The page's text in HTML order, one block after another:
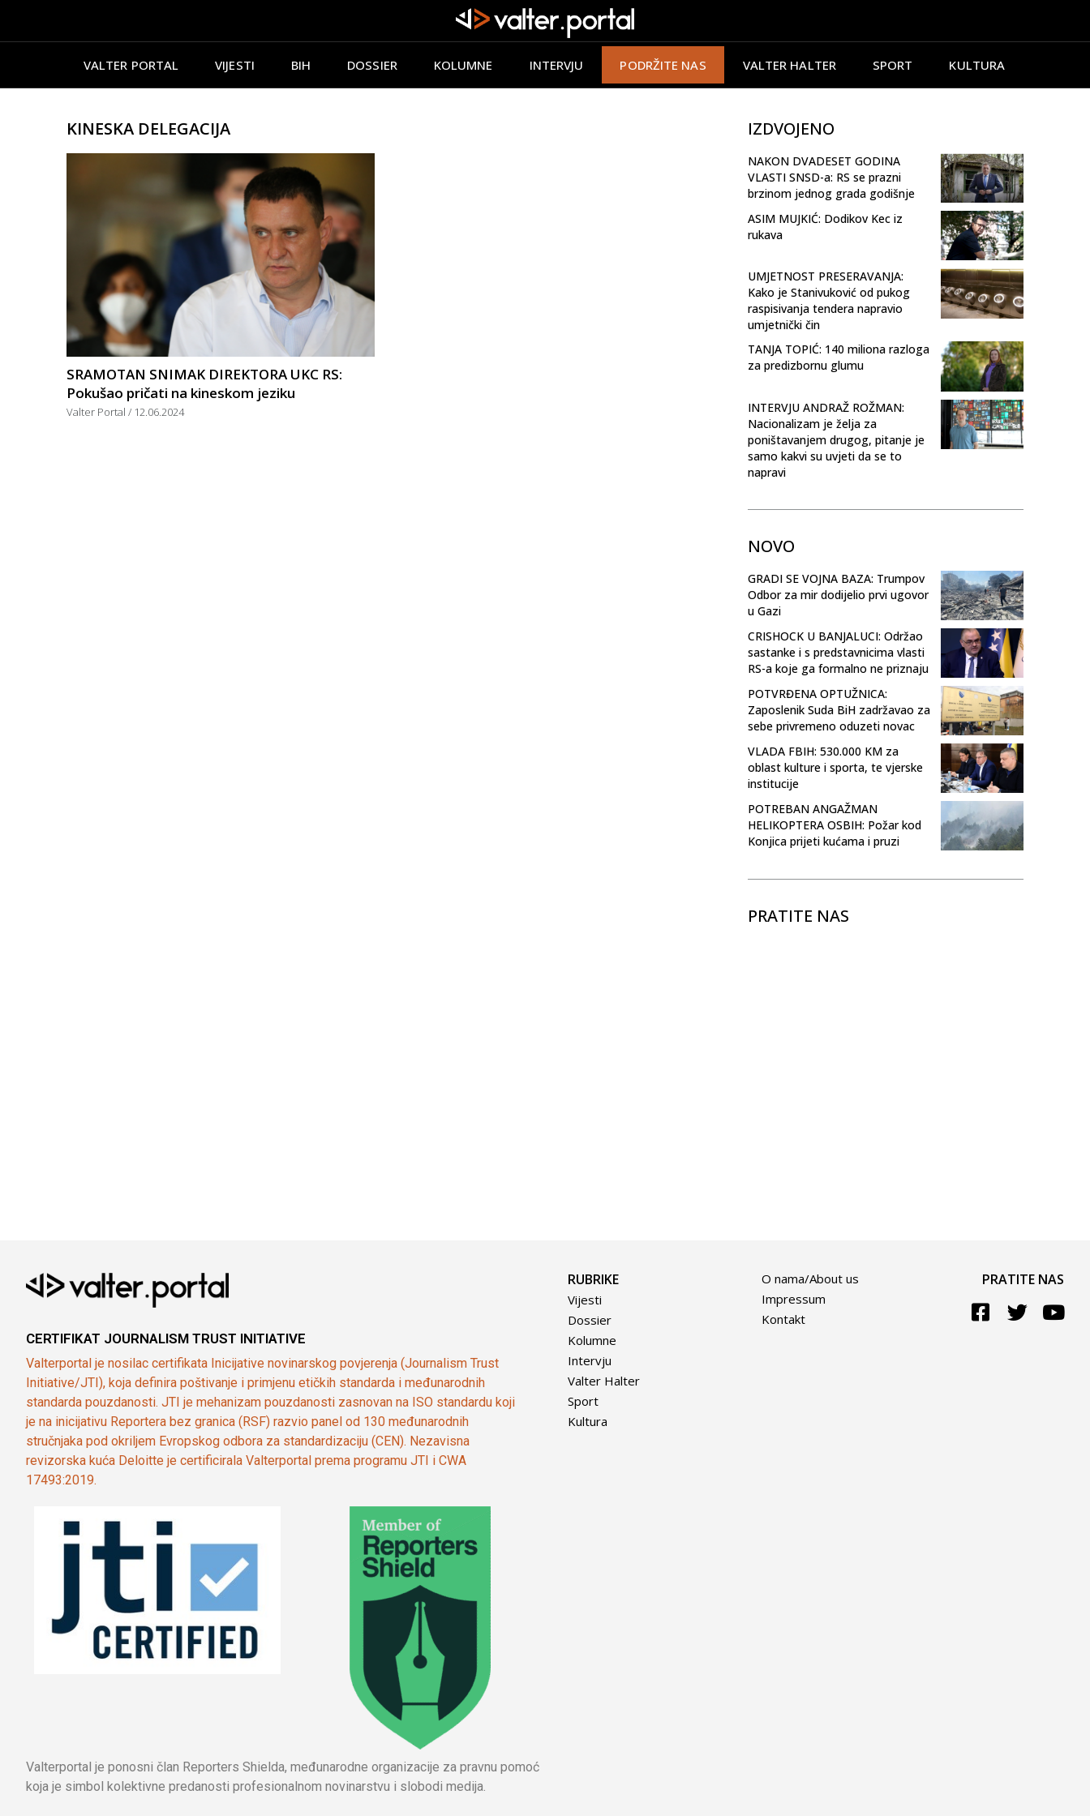
VALTER PORTAL VIJESTI BIH DOSSIER KOLUMNE INTERVJU PODRŽITE NAS VALTER HALTER SPORT KULTURA
KINESKA DELEGACIJA
SRAMOTAN SNIMAK DIREKTORA UKC RS:
Pokušao pričati na kineskom jeziku
Valter Portal 12.06.2024
IZDVOJENO
NAKON DVADESET GODINA
VLASTI SNSD-a: RS se prazni
brzinom jednog grada godišnje
ASIM MUJKIĆ: Dodikov Kec iz
rukava
UMJETNOST PRESERAVANJA:
Kako je Stanivuković od pukog
raspisivanja tendera napravio
umjetnički čin
TANJA TOPIĆ: 140 miliona razloga
za predizbornu glumu
INTERVJU ANDRAŽ ROŽMAN:
Nacionalizam je želja za
poništavanjem drugog, pitanje je
samo kakvi su uvjeti da se to
napravi
NOVO
GRADI SE VOJNA BAZA: Trumpov
Odbor za mir dodijelio prvi ugovor
u Gazi
CRISHOCK U BANJALUCI: Održao
sastanke i s predstavnicima vlasti
RS-a koje ga formalno ne priznaju
POTVRĐENA OPTUŽNICA:
Zaposlenik Suda BiH zadržavao za
sebe privremeno oduzeti novac
VLADA FBIH: 530.000 KM za
oblast kulture i sporta, te vjerske
institucije
POTREBAN ANGAŽMAN
HELIKOPTERA OSBIH: Požar kod
Konjica prijeti kućama i pruzi
PRATITE NAS
CERTIFIKAT JOURNALISM TRUST INITIATIVE
Valterportal je nosilac certifikata Inicijative novinarskog povjerenja (Journalism Trust
Initiative/JTI), koja definira poštivanje i primjenu etičkih standarda i međunarodnih
standarda pouzdanosti. JTI je mehanizam pouzdanosti zasnovan na ISO standardu koji
je na inicijativu Reportera bez granica (RSF) razvio panel od 130 međunarodnih
stručnjaka pod okriljem Evropskog odbora za standardizaciju (CEN). Nezavisna
revizorska kuća Deloitte je certificirala Valterportal prema programu JTI i CWA
17493:2019.
Valterportal je ponosni član Reporters Shielda, međunarodne organizacije za pravnu pomoć
koja je simbol kolektivne predanosti profesionalnom novinarstvu i slobodi medija.
RUBRIKE
Vijesti
Dossier
Kolumne
Intervju
Valter Halter
Sport
Kultura
O nama/About us
Impressum
Kontakt
PRATITE NAS